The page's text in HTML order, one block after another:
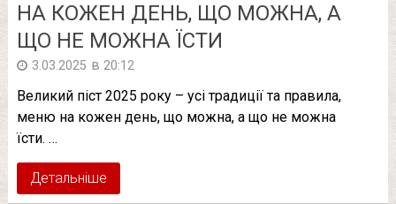
НА КОЖЕН ДЕНЬ, ЩО МОЖНА, А
ЩО НЕ МОЖНА ЇСТИ
3.03.2025 в 20:12
Великий піст 2025 року – усі традиції та правила,
меню на кожен день, що можна, а що не можна
їсти. …
Детальніше